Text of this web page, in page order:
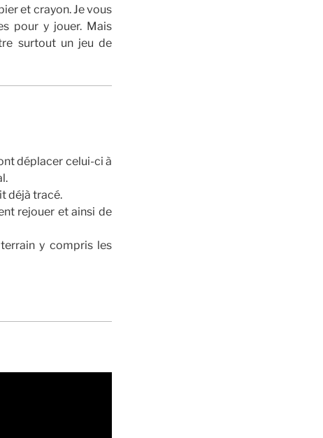
et crayon. Je vous
pour y jouer. Mais
surtout un jeu de
déplacer celui-ci à
déjà tracé.
rejouer et ainsi de
y compris les